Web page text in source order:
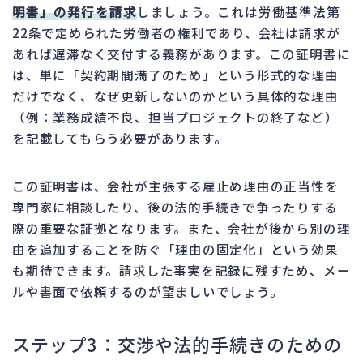
明書」の発行を請求しましょう。これは労働基準法第
22条で定められた労働者の権利であり、会社は請求が
あれば遅滞なく交付する義務があります。この証明書に
は、単に「契約期間満了のため」という形式的な理由
だけでなく、なぜ更新しないのかという具体的な理由
（例：業務成績不良、担当プロジェクトの終了など）
を記載してもらう必要があります。
この証明書は、会社が主張する雇止め理由の正当性を
専門家に相談したり、後の法的手続きで争ったりする
際の重要な証拠となります。また、会社が後から別の理
由を追加することを防ぐ「理由の固定化」という効果
も期待できます。請求した事実を記録に残すため、メー
ルや書面で依頼するのが望ましいでしょう。
ステップ3：交渉や法的手続きのための